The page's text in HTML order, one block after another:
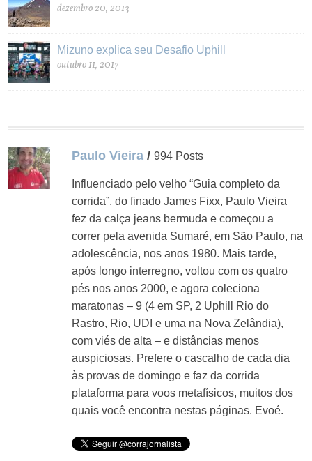
dezembro 20, 2013
Mizuno explica seu Desafio Uphill
outubro 11, 2017
Paulo Vieira /994 Posts
Influenciado pelo velho “Guia completo da
corrida”, do finado James Fixx, Paulo Vieira
fez da calça jeans bermuda e começou a
correr pela avenida Sumaré, em São Paulo, na
adolescência, nos anos 1980. Mais tarde,
após longo interregno, voltou com os quatro
pés nos anos 2000, e agora coleciona
maratonas – 9 (4 em SP, 2 Uphill Rio do
Rastro, Rio, UDI e uma na Nova Zelândia),
com viés de alta – e distâncias menos
auspiciosas. Prefere o cascalho de cada dia
às provas de domingo e faz da corrida
plataforma para voos metafísicos, muitos dos
quais você encontra nestas páginas. Evoé.